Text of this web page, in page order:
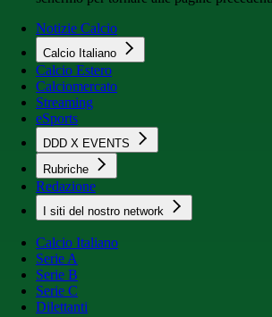
Notizie Calcio
Calcio Italiano
Calcio Estero
Calciomercato
Streaming
eSports
DDD X EVENTS
Rubriche
Redazione
I siti del nostro network
Calcio Italiano
Serie A
Serie B
Serie C
Dilettanti